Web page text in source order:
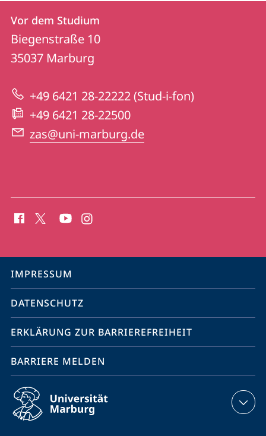
Kontakt
und
Informationen
zur
Website
Kontaktinformationen
Vor
dem
Vor dem Studium
Biegenstraße 10
35037 Marburg
+49 6421 28-22222 (Stud-i-fon)
+49 6421 28-22500
zas@uni-marburg.de
Media
Service-
Navigation
IMPRESSUM
DATENSCHUTZ
ERKLÄRUNG ZUR BARRIEREFREIHEIT
BARRIERE MELDEN